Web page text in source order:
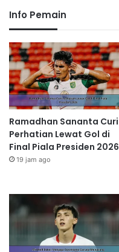
Info Pemain
Ramadhan Sananta Curi
Perhatian Lewat Gol di
Final Piala Presiden 2026
19 jam ago